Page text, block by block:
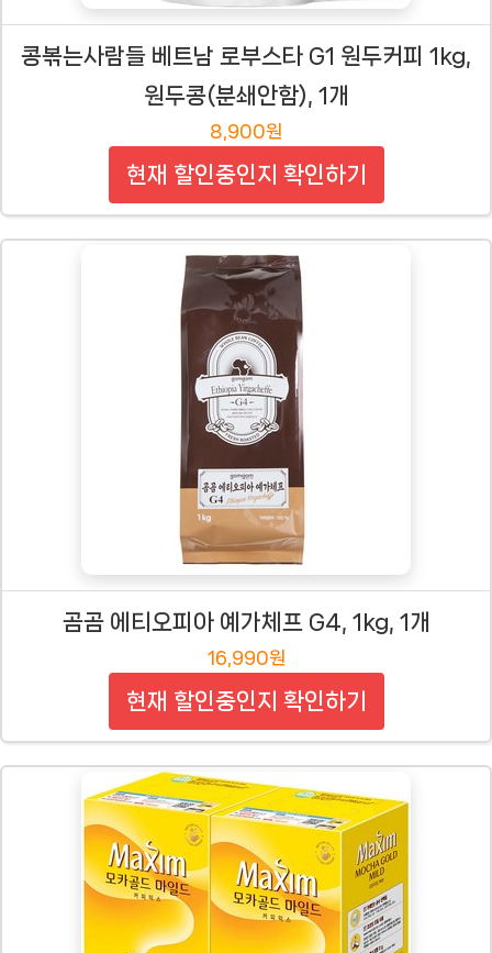
콩볶는사람들 베트남 로부스타 G1 원두커피 1kg,
원두콩(분쇄안함), 1개
8,900원
현재 할인중인지 확인하기
곰곰 에티오피아 예가체프 G4, 1kg, 1개
16,990원
현재 할인중인지 확인하기